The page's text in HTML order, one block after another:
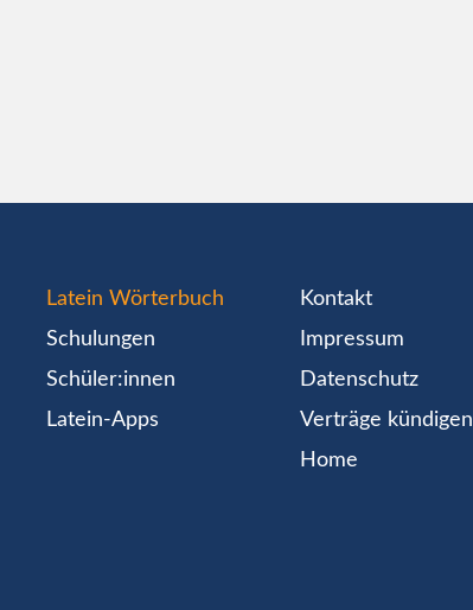
Latein Wörterbuch
Schulungen
Schüler:innen
Latein-Apps
Kontakt
Impressum
Datenschutz
Verträge kündigen
Home